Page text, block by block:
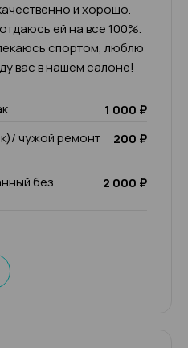
и хорошо.
ей на все 100%.
спортом, люблю
вас в нашем салоне!
1 000 ₽
чужой ремонт
200 ₽
без
2 000 ₽